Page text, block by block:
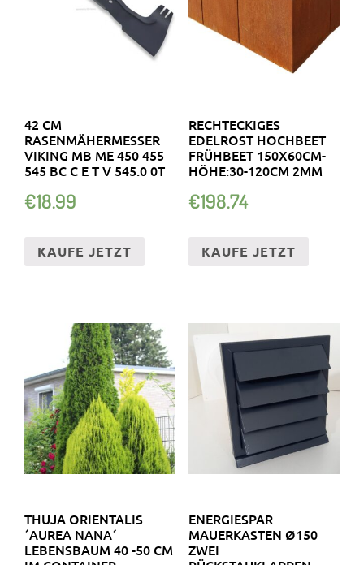
42 CM
RASENMÄHERMESSER
VIKING MB ME 450 455
545 BC C E T V 545.0 0T
0VE 455E 0C
€18.99
KAUFE JETZT
RECHTECKIGES
EDELROST HOCHBEET
FRÜHBEET 150X60CM-
HÖHE:30-120CM 2MM
METALL GARTEN
€198.74
KAUFE JETZT
THUJA ORIENTALIS
´AUREA NANA´
LEBENSBAUM 40 -50 CM
ENERGIESPAR
MAUERKASTEN Ø150
ZWEI